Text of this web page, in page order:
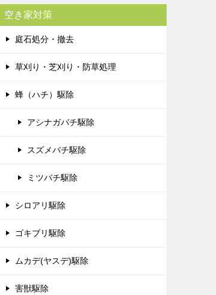
空き家対策
庭石処分・撤去
草刈り・芝刈り・防草処理
蜂（ハチ）駆除
アシナガバチ駆除
スズメバチ駆除
ミツバチ駆除
シロアリ駆除
ゴキブリ駆除
ムカデ(ヤスデ)駆除
害獣駆除